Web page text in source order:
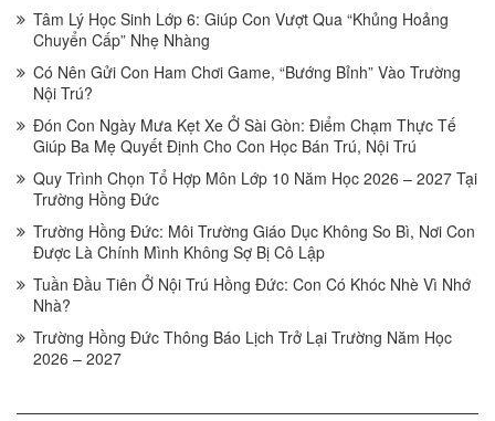
Tâm Lý Học Sinh Lớp 6: Giúp Con Vượt Qua “Khủng Hoảng
Chuyển Cấp” Nhẹ Nhàng
Có Nên Gửi Con Ham Chơi Game, “Bướng Bỉnh” Vào Trường
Nội Trú?
Đón Con Ngày Mưa Kẹt Xe Ở Sài Gòn: Điểm Chạm Thực Tế
Giúp Ba Mẹ Quyết Định Cho Con Học Bán Trú, Nội Trú
Quy Trình Chọn Tổ Hợp Môn Lớp 10 Năm Học 2026 – 2027 Tại
Trường Hồng Đức
Trường Hồng Đức: Môi Trường Giáo Dục Không So Bì, Nơi Con
Được Là Chính Mình Không Sợ Bị Cô Lập
Tuần Đầu Tiên Ở Nội Trú Hồng Đức: Con Có Khóc Nhè Vì Nhớ
Nhà?
Trường Hồng Đức Thông Báo Lịch Trở Lại Trường Năm Học
2026 – 2027